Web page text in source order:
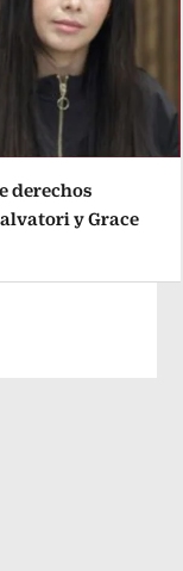
derechos
y Grace